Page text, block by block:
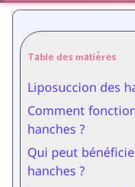
Table des matières
Liposuccion des
Comment
hanches ?
Qui peut
hanches ?